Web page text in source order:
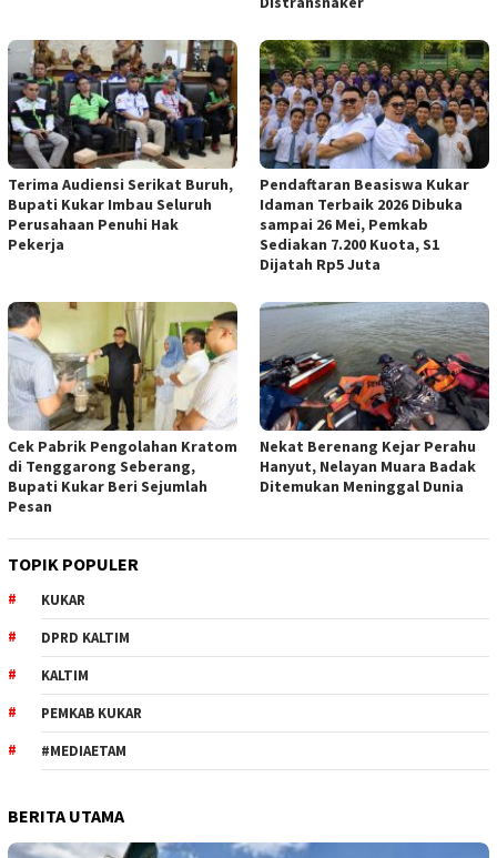
Terima Audiensi Serikat Buruh,
Bupati Kukar Imbau Seluruh
Perusahaan Penuhi Hak
Pekerja
Pendaftaran Beasiswa Kukar
Idaman Terbaik 2026 Dibuka
sampai 26 Mei, Pemkab
Sediakan 7.200 Kuota, S1
Dijatah Rp5 Juta
Cek Pabrik Pengolahan Kratom
di Tenggarong Seberang,
Bupati Kukar Beri Sejumlah
Pesan
Nekat Berenang Kejar Perahu
Hanyut, Nelayan Muara Badak
Ditemukan Meninggal Dunia
TOPIK POPULER
KUKAR
DPRD KALTIM
KALTIM
PEMKAB KUKAR
#MEDIAETAM
BERITA UTAMA